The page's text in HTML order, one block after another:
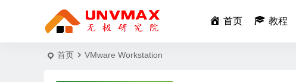
首页 教程
首页 VMware Workstation